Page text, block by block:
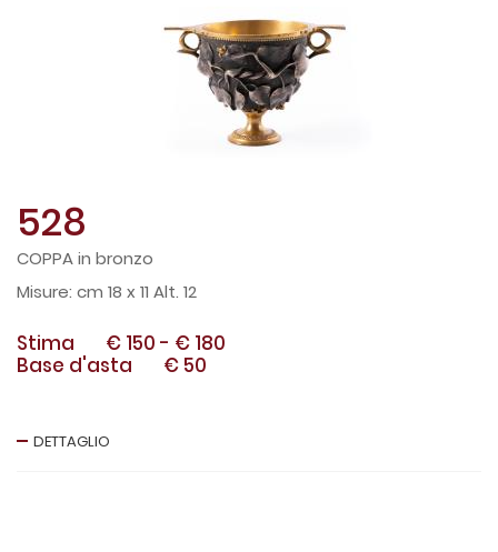
528
COPPA in bronzo
cm 18 x 11 Alt. 12
Stima € 150 - € 180
Base d'asta
€ 50
DETTAGLIO